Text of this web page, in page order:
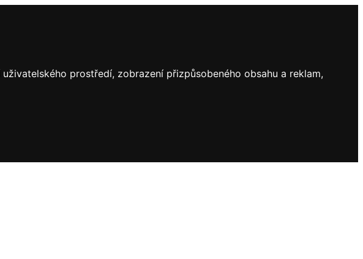
prostředí, zobrazení přizpůsobeného obsahu a reklam,